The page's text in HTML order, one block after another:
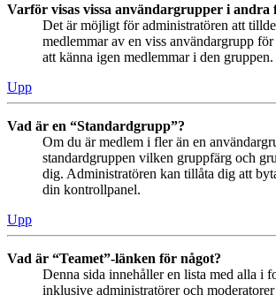
Varför visas vissa användargrupper i andra
Det är möjligt för administratören att
medlemmar av en viss användargrupp
att känna igen medlemmar i den gruppen.
Upp
Vad är en “Standardgrupp”?
Om du är medlem i fler än en
standardgruppen vilken gruppfärg och
dig. Administratören kan tillåta dig att
din kontrollpanel.
Upp
Vad är “Teamet”-länken för något?
Denna sida innehåller en lista med alla i
inklusive administratörer och